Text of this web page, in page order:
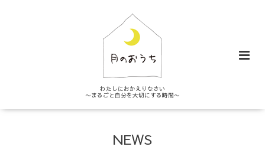
わたしにおかえりなさい
〜まるごと自分を大切にする時間〜
NEWS